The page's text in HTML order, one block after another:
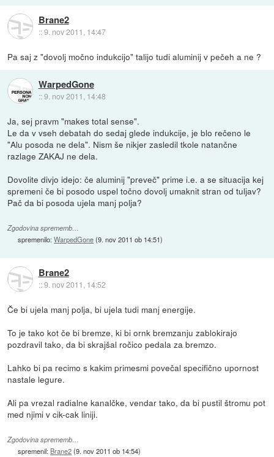
Brane2
::9. nov 2011, 14:47
Pa saj z "dovolj močno indukcijo" talijo tudi aluminij v pečeh a ne ?
WarpedGone
::9. nov 2011, 14:48
Ja, sej pravm "makes total sense".
Le da v vseh debatah do sedaj glede indukcije, je blo rečeno le
"Alu posoda ne dela". Nism še nikjer zasledil tkole natančne
razlage ZAKAJ ne dela.
Dovolite divjo idejo: če aluminij "preveč" prime i.e. a se situacija kej
spremeni če bi posodo uspel točno dovolj umaknit stran od tuljav?
Pač da bi posoda ujela manj polja?
Zgodovina sprememb…
spremenilo:WarpedGone(9. nov 2011 ob 14:51)
Brane2
::9. nov 2011, 14:52
Če bi ujela manj polja, bi ujela tudi manj energije.
To je tako kot če bi bremze, ki bi ornk bremzanju zablokirajo
pozdravil tako, da bi skrajšal ročico pedala za bremzo.
Lahko bi pa recimo s kakim primesmi povečal specifično upornost
nastale legure.
Ali pa vrezal radialne kanalčke, vendar tako, da bi pustil štromu pot
med njimi v cik-cak liniji.
Zgodovina sprememb…
spremenil: Brane2(9. nov 2011 ob 14:54)